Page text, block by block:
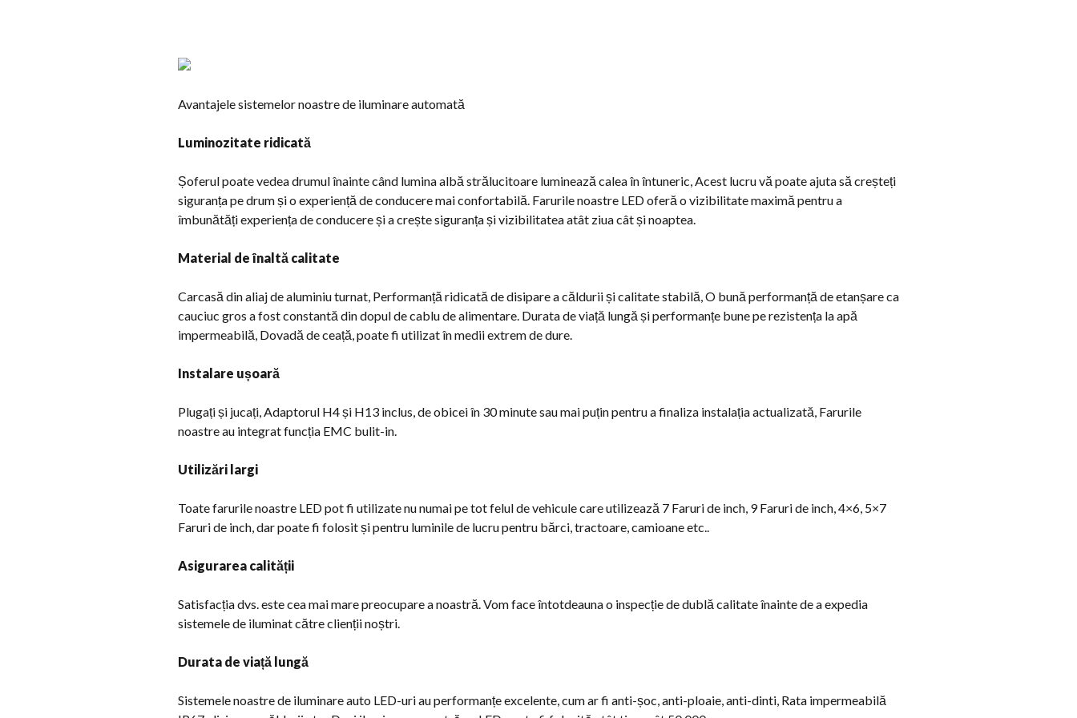
Avantajele sistemelor noastre de iluminare automată
Luminozitate ridicată
Șoferul poate vedea drumul înainte când lumina albă strălucitoare luminează calea în întuneric, Acest lucru vă poate ajuta să creșteți
siguranța pe drum și o experiență de conducere mai confortabilă. Farurile noastre LED oferă o vizibilitate maximă pentru a
îmbunătăți experiența de conducere și a crește siguranța și vizibilitatea atât ziua cât și noaptea.
Material de înaltă calitate
Carcasă din aliaj de aluminiu turnat, Performanță ridicată de disipare a căldurii și calitate stabilă, O bună performanță de etanșare ca
cauciuc gros a fost constantă din dopul de cablu de alimentare. Durata de viață lungă și performanțe bune pe rezistența la apă
impermeabilă, Dovadă de ceață, poate fi utilizat în medii extrem de dure.
Instalare ușoară
Plugați și jucați, Adaptorul H4 și H13 inclus, de obicei în 30 minute sau mai puțin pentru a finaliza instalația actualizată, Farurile
noastre au integrat funcția EMC bulit-in.
Utilizări largi
Toate farurile noastre LED pot fi utilizate nu numai pe tot felul de vehicule care utilizează 7 Faruri de inch, 9 Faruri de inch, 4×6, 5×7
Faruri de inch, dar poate fi folosit și pentru luminile de lucru pentru bărci, tractoare, camioane etc..
Asigurarea calității
Satisfacția dvs. este cea mai mare preocupare a noastră. Vom face întotdeauna o inspecție de dublă calitate înainte de a expedia
sistemele de iluminat către clienții noștri.
Durata de viață lungă
Sistemele noastre de iluminare auto LED-uri au performanțe excelente, cum ar fi anti-șoc, anti-ploaie, anti-dinti, Rata impermeabilă